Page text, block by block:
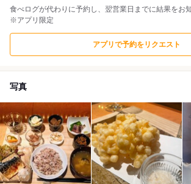
食べログが代わりに予約し、翌営業日までに結果をお
※アプリ限定
アプリで予約をリクエスト
写真